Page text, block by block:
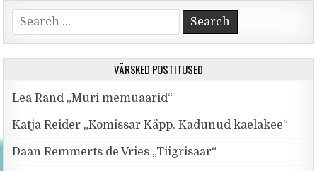
Search for:
VÄRSKED POSTITUSED
Lea Rand „Muri memuaarid“
Katja Reider „Komissar Käpp. Kadunud kaelakee“
Daan Remmerts de Vries „Tiigrisaar“